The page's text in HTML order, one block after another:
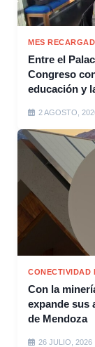
MES
Entre el
Congreso
educación y
2 AGOSTO,
CONECTIVIDAD
Con la
expande sus
de Mendoza
26 JULIO, 2026